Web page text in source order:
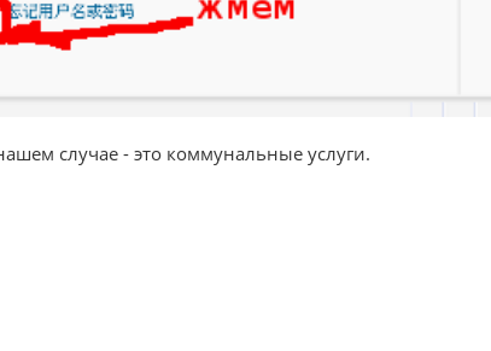
случае - это коммунальные услуги.